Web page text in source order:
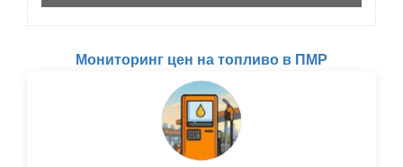
Мониторинг цен на топливо в ПМР